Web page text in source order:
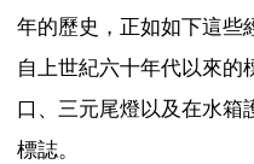
年的歷史，正如如下這些
自上世紀六十年代以來
口、三元尾燈以及在水箱
標誌。